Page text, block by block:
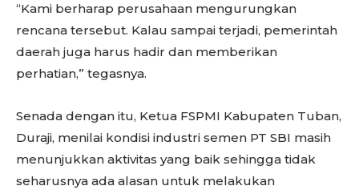
“Kami berharap perusahaan mengurungkan
rencana tersebut. Kalau sampai terjadi, pemerintah
daerah juga harus hadir dan memberikan
perhatian,” tegasnya.
Senada dengan itu, Ketua FSPMI Kabupaten Tuban,
Duraji, menilai kondisi industri semen PT SBI masih
menunjukkan aktivitas yang baik sehingga tidak
seharusnya ada alasan untuk melakukan